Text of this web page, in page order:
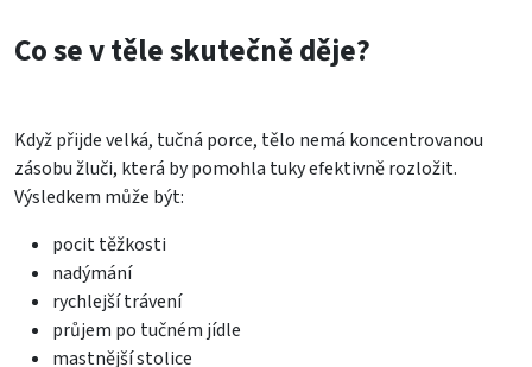
Co se v těle skutečně děje?
Když přijde velká, tučná porce, tělo nemá koncentrovanou
zásobu žluči, která by pomohla tuky efektivně rozložit.
Výsledkem může být:
pocit těžkosti
nadýmání
rychlejší trávení
průjem po tučném jídle
mastnější stolice